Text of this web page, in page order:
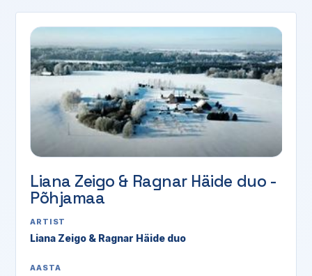
Liana Zeigo & Ragnar Häide duo -
Põhjamaa
ARTIST
Liana Zeigo & Ragnar Häide duo
AASTA